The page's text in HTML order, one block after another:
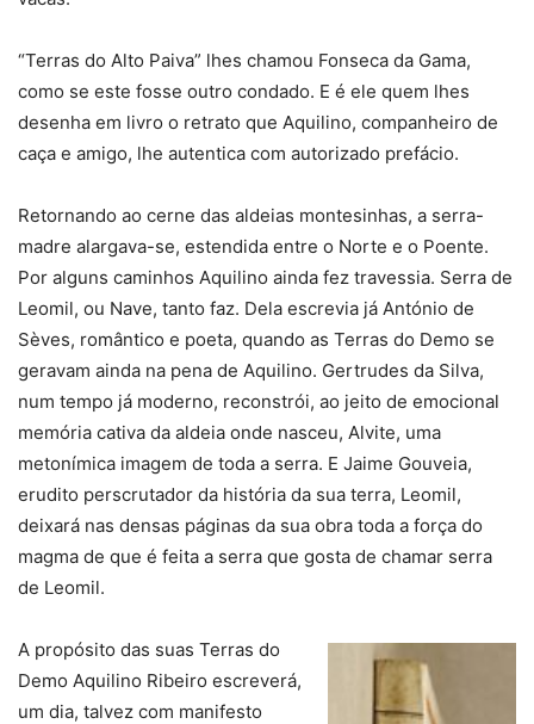
“Terras do Alto Paiva” lhes chamou Fonseca da Gama,
como se este fosse outro condado. E é ele quem lhes
desenha em livro o retrato que Aquilino, companheiro de
caça e amigo, lhe autentica com autorizado prefácio.
Retornando ao cerne das aldeias montesinhas, a serra-
madre alargava-se, estendida entre o Norte e o Poente.
Por alguns caminhos Aquilino ainda fez travessia. Serra de
Leomil, ou Nave, tanto faz. Dela escrevia já António de
Sèves, romântico e poeta, quando as Terras do Demo se
geravam ainda na pena de Aquilino. Gertrudes da Silva,
num tempo já moderno, reconstrói, ao jeito de emocional
memória cativa da aldeia onde nasceu, Alvite, uma
metonímica imagem de toda a serra. E Jaime Gouveia,
erudito perscrutador da história da sua terra, Leomil,
deixará nas densas páginas da sua obra toda a força do
magma de que é feita a serra que gosta de chamar serra
de Leomil.
A propósito das suas Terras do
Demo Aquilino Ribeiro escreverá,
um dia, talvez com manifesto